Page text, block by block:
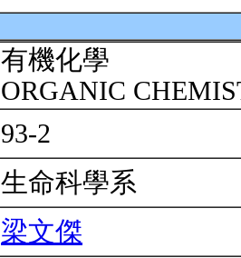
有機化學
ORGANIC
93-2
生命科學系
梁文傑